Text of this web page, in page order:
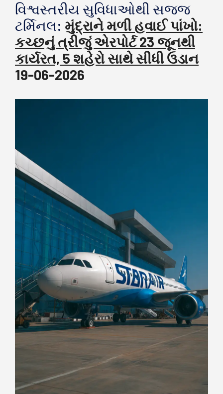
વિશ્વસ્તરીય સુવિધાઓથી સજ્જ
ટર્મિનલ: મુંદ્રાને મળી હવાઈ પાંખો:
કચ્છનું ત્રીજું એરપોર્ટ 23 જૂનથી
કાર્યરત, 5 શહેરો સાથે સીધી ઉડાન
19-06-2026